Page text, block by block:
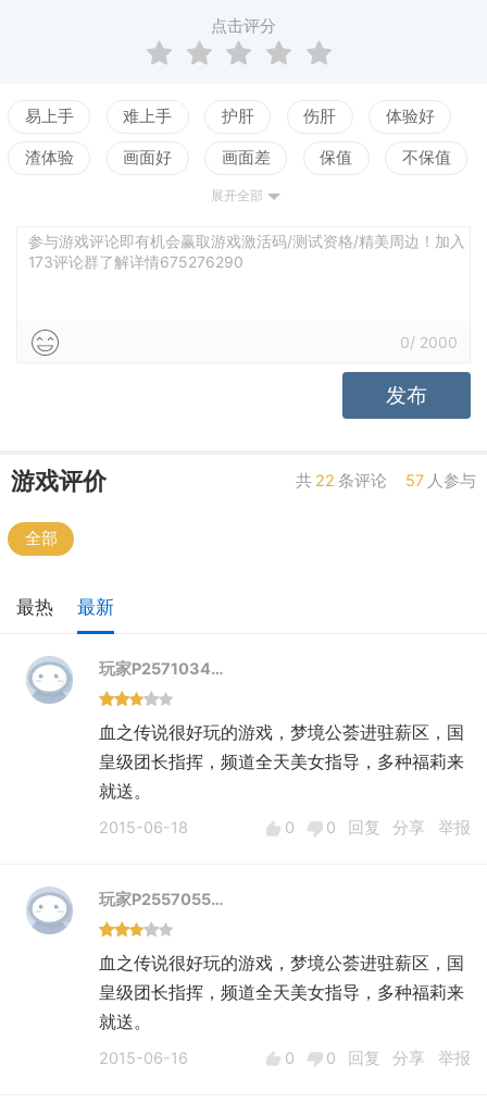
点击评分
易上手 难上手 护肝 伤肝 体验好
渣体验 画面好 画面差 保值 不保值
测试
展开全部
参与游戏评论即有机会赢取游戏激活码/测试资格/精美周边！加入
173评论群了解详情675276290
0/ 2000
发布
游戏评价 共 22 条评论 57 人参与
全部
最热 最新
玩家P2571034…
血之传说很好玩的游戏，梦境公荟进驻薪区，国
皇级团长指挥，频道全天美女指导，多种福莉来
就送。
2015-06-18 0 0 回复 分享 举报
玩家P2557055…
血之传说很好玩的游戏，梦境公荟进驻薪区，国
皇级团长指挥，频道全天美女指导，多种福莉来
就送。
2015-06-16 0 0 回复 分享 举报